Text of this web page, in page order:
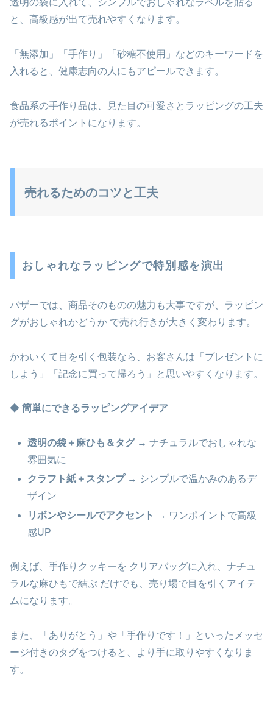
透明の袋に入れて、シンプルでおしゃれなラベルを貼る
と、高級感が出て売れやすくなります。
「無添加」「手作り」「砂糖不使用」などのキーワードを
入れると、健康志向の人にもアピールできます。
食品系の手作り品は、見た目の可愛さとラッピングの工夫
が売れるポイントになります。
売れるためのコツと工夫
おしゃれなラッピングで特別感を演出
バザーでは、商品そのものの魅力も大事ですが、ラッピン
グがおしゃれかどうか で売れ行きが大きく変わります。
かわいくて目を引く包装なら、お客さんは「プレゼントに
しよう」「記念に買って帰ろう」と思いやすくなります。
◆ 簡単にできるラッピングアイデア
透明の袋＋麻ひも＆タグ→ ナチュラルでおしゃれな
雰囲気に
クラフト紙＋スタンプ→ シンプルで温かみのあるデ
ザイン
リボンやシールでアクセント → ワンポイントで高級
感UP
例えば、手作りクッキーを クリアバッグに入れ、ナチュ
ラルな麻ひもで結ぶ だけでも、売り場で目を引くアイテ
ムになります。
また、「ありがとう」や「手作りです！」といったメッセ
ージ付きのタグをつけると、より手に取りやすくなりま
す。